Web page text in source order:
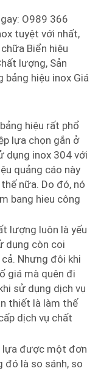
O989 366
tuyệt với nhất,
Biển hiệu
lượng, Sản
bảng hiệu inox Giá
hiệu rất phổ
lựa chọn gắn ở
dụng inox 304 với
quảng cáo này
nữa. Do đó, nó
bang hieu công
lượng luôn là yếu
dụng còn coi
Nhưng đôi khi
giá mà quên đi
sử dụng dịch vụ
thiết là làm thế
dịch vụ chất
lựa được một đơn
đó là so sánh, so